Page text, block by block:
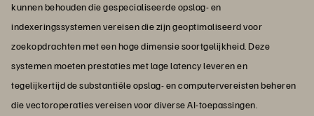
kunnen behouden die gespecialiseerde opslag- en
indexeringssystemen vereisen die zijn geoptimaliseerd voor
zoekopdrachten met een hoge dimensie soortgelijkheid. Deze
systemen moeten prestaties met lage latency leveren en
tegelijkertijd de substantiële opslag- en computervereisten beheren
die vectoroperaties vereisen voor diverse AI-toepassingen.